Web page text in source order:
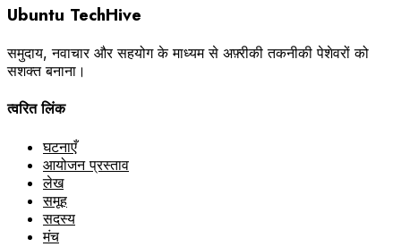
Ubuntu TechHive
समुदाय, नवाचार और सहयोग के माध्यम से अफ़्रीकी तकनीकी पेशेवरों को
सशक्त बनाना।
त्वरित लिंक
घटनाएँ
आयोजन प्रस्ताव
लेख
समूह
सदस्य
मंच